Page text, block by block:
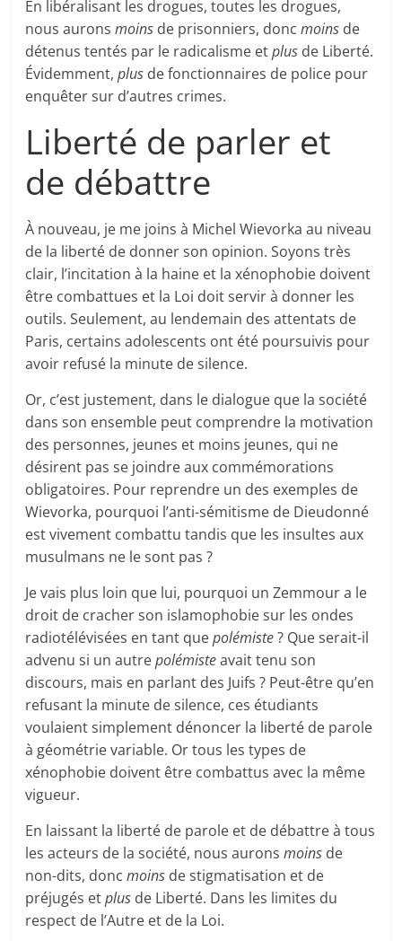
En libéralisant les drogues, toutes les drogues,
nous auronsmoins de prisonniers, doncmoins de
détenus tentés par le radicalisme etplus de Liberté.
Évidemment,plus de fonctionnaires de police pour
enquêter sur d’autres crimes.
Liberté de parler et
de débattre
À nouveau, je me joins à Michel Wievorka au niveau
de la liberté de donner son opinion. Soyons très
clair, l’incitation à la haine et la xénophobie doivent
être combattues et la Loi doit servir à donner les
outils. Seulement, au lendemain des attentats de
Paris, certains adolescents ont été poursuivis pour
avoir refusé la minute de silence.
Or, c’est justement, dans le dialogue que la société
dans son ensemble peut comprendre la motivation
des personnes, jeunes et moins jeunes, qui ne
désirent pas se joindre aux commémorations
obligatoires. Pour reprendre un des exemples de
Wievorka, pourquoi l’anti-sémitisme de Dieudonné
est vivement combattu tandis que les insultes aux
musulmans ne le sont pas ?
Je vais plus loin que lui, pourquoi un Zemmour a le
droit de cracher son islamophobie sur les ondes
radiotélévisées en tant quepolémiste? Que serait-il
advenu si un autrepolémisteavait tenu son
discours, mais en parlant des Juifs ? Peut-être qu’en
refusant la minute de silence, ces étudiants
voulaient simplement dénoncer la liberté de parole
à géométrie variable. Or tous les types de
xénophobie doivent être combattus avec la même
vigueur.
En laissant la liberté de parole et de débattre à tous
les acteurs de la société, nous auronsmoins de
non-dits, doncmoins de stigmatisation et de
préjugés etplus de Liberté. Dans les limites du
respect de l’Autre et de la Loi.